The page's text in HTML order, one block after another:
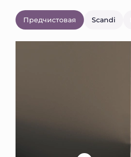
Предчистовая Scandi